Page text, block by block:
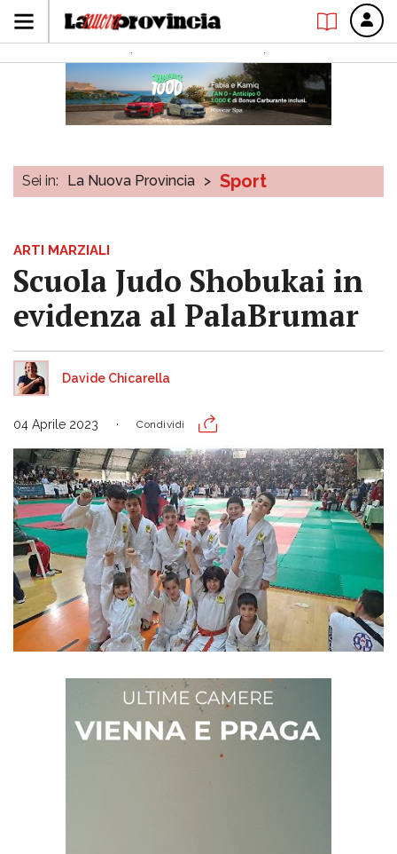
Sei in: La Nuova Provincia > Sport
ARTI MARZIALI
Scuola Judo Shobukai in
evidenza al PalaBrumar
Davide Chicarella
04 Aprile 2023 Condividi